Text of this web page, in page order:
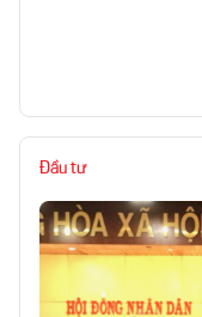
Đầu tư